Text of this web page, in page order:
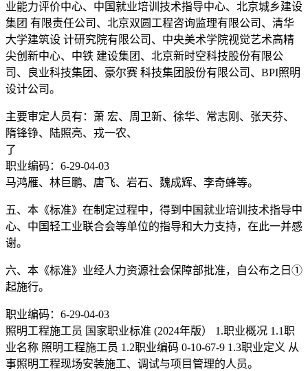
业能力评价中心、中国就业培训技术指导中心、北京城乡建设
集团 有限责任公司、北京双圆工程咨询监理有限公司、清华
大学建筑设 计研究院有限公司、中央美术学院视觉艺术高精
尖创新中心、中铁 建设集团、北京新时空科技股份有限公
司、良业科技集团、豪尔赛 科技集团股份有限公司、BPI照明
设计公司。
主要审定人员有：萧 宏、周卫新、徐华、常志刚、张天芬、
隋锋铮、陆照亮、戎一农、
了
职业编码：6-29-04-03
马鸿雁、林巨鹏、唐飞、岩石、魏成辉、李奇蜂等。
五、本《标准》在制定过程中，得到中国就业培训技术指导中
心、中国轻工业联合会等单位的指导和大力支持，在此一并感
谢。
六、本《标准》业经人力资源社会保障部批准，自公布之日①
起施行。
职业编码：6-29-04-03
照明工程施工员 国家职业标准 (2024年版） 1.职业概况 1.1职
业名称 照明工程施工员 1.2职业编码 0-10-67-9 1.3职业定义 从
事照明工程现场安装施工、调试与项目管理的人员。